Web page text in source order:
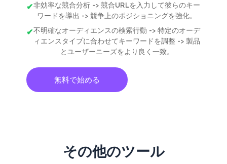
非効率な競合分析 -> 競合URLを入力して彼らのキー
ワードを導出 -> 競争上のポジショニングを強化。
不明確なオーディエンスの検索行動 -> 特定のオーデ
ィエンスタイプに合わせてキーワードを調整 -> 製品
とユーザーニーズをより良く一致。
無料で始める
その他のツール